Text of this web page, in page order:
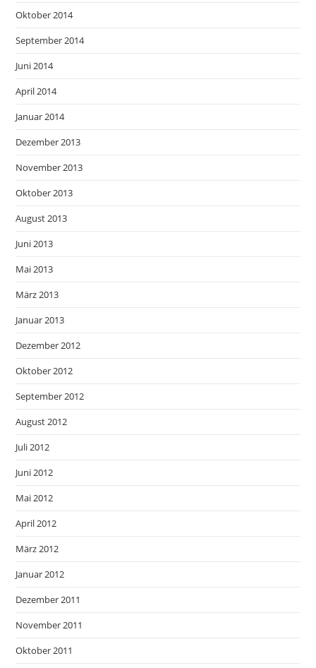
Oktober 2014
September 2014
Juni 2014
April 2014
Januar 2014
Dezember 2013
November 2013
Oktober 2013
August 2013
Juni 2013
Mai 2013
März 2013
Januar 2013
Dezember 2012
Oktober 2012
September 2012
August 2012
Juli 2012
Juni 2012
Mai 2012
April 2012
März 2012
Januar 2012
Dezember 2011
November 2011
Oktober 2011